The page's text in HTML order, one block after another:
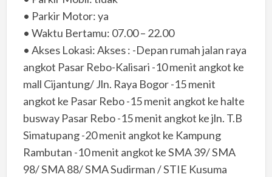
• Parkir Motor: ya
• Waktu Bertamu: 07.00 – 22.00
• Akses Lokasi: Akses : -Depan rumah jalan raya
angkot Pasar Rebo-Kalisari -10 menit angkot ke
mall Cijantung/ Jln. Raya Bogor -15 menit
angkot ke Pasar Rebo -15 menit angkot ke halte
busway Pasar Rebo -15 menit angkot ke jln. T.B
Simatupang -20 menit angkot ke Kampung
Rambutan -10 menit angkot ke SMA 39/ SMA
98/ SMA 88/ SMA Sudirman / STIE Kusuma